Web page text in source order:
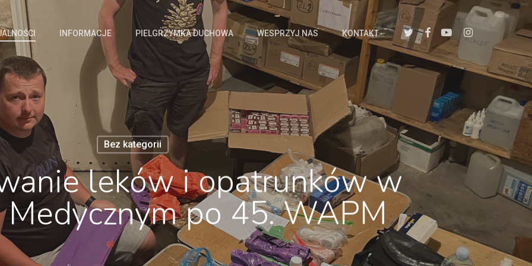
INFORMACJE PIELGRZYMKA DUCHOWA WESPRZYJ NAS KONTAKT twitterfacebookyoutubeinstagram
Bez kategorii
leków i opatrunków w
po 45. WAPM